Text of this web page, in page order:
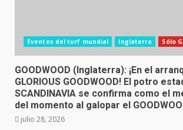
Eventos del turf mundial Inglaterra Sólo
GOODWOOD (Inglaterra): ¡En el
GLORIOUS GOODWOOD! El potro
SCANDINAVIA se confirma como el
del momento al galopar el
julio 28, 2026